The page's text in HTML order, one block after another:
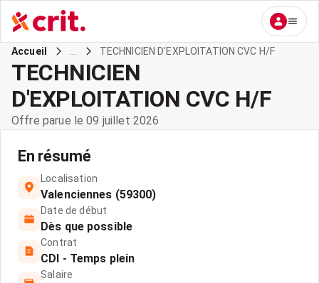
Accueil TECHNICIEN D'EXPLOITATION CVC H/F
TECHNICIEN
D'EXPLOITATION CVC H/F
Offre parue le 09 juillet 2026
En résumé
Localisation
Valenciennes (59300)
Date de début
Dès que possible
Contrat
CDI - Temps plein
Salaire